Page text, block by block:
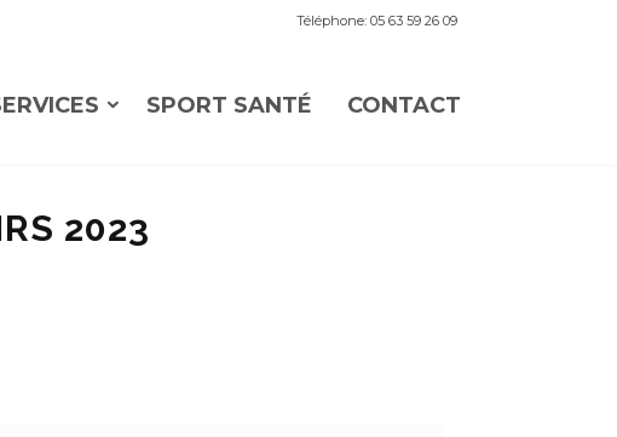
Téléphone: 05 63 59 26 09
SPORT SANTÉ CONTACT
2023